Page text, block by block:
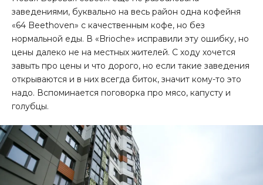
заведениями, буквально на весь район одна кофейня
«64 Beethoven» с качественным кофе, но без
нормальной еды. В «Brioche» исправили эту ошибку, но
цены далеко не на местных жителей. С ходу хочется
завыть про цены и что дорого, но если такие заведения
открываются и в них всегда биток, значит кому-то это
надо. Вспоминается поговорка про мясо, капусту и
голубцы.